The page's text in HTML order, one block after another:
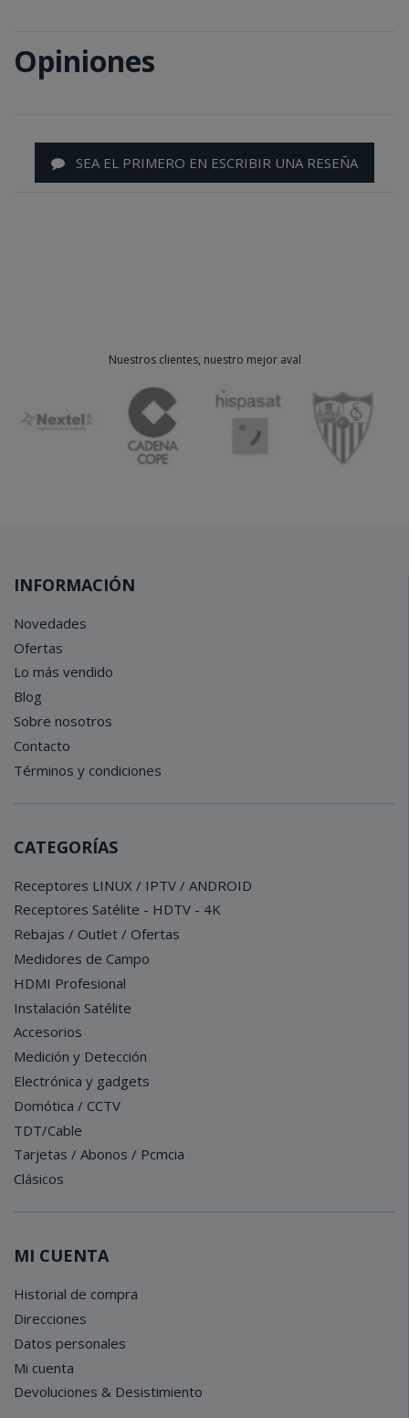
Opiniones
SEA EL PRIMERO EN ESCRIBIR UNA RESEÑA
Nuestros clientes, nuestro mejor aval
INFORMACIÓN
Novedades
Ofertas
Lo más vendido
Blog
Sobre nosotros
Contacto
Términos y condiciones
CATEGORÍAS
Receptores LINUX / IPTV / ANDROID
Receptores Satélite - HDTV - 4K
Rebajas / Outlet / Ofertas
Medidores de Campo
HDMI Profesional
Instalación Satélite
Accesorios
Medición y Detección
Electrónica y gadgets
Domótica / CCTV
TDT/Cable
Tarjetas / Abonos / Pcmcia
Clásicos
MI CUENTA
Historial de compra
Direcciones
Datos personales
Mi cuenta
Devoluciones & Desistimiento